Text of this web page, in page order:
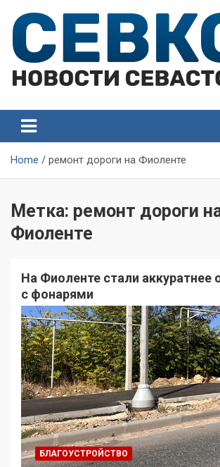
content
Севастополя
Севастополя
Home ремонт дороги на Фиоленте
Метка: ремонт дороги
Фиоленте
На Фиоленте стали аккуратнее
с фонарями
БЛАГОУСТРОЙСТВО